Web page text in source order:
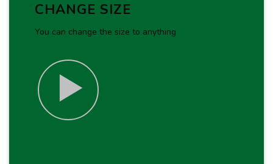
CHANGE SIZE
You can change the size to anything